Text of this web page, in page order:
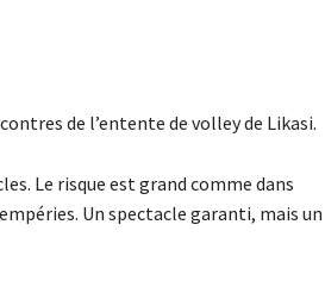
de l’entente de volley de Likasi.
Le risque est grand comme dans
Un spectacle garanti, mais un